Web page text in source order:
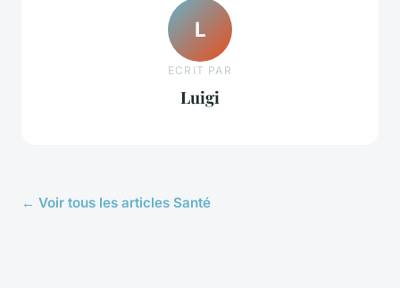
L
ECRIT PAR
Luigi
← Voir tous les articles Santé